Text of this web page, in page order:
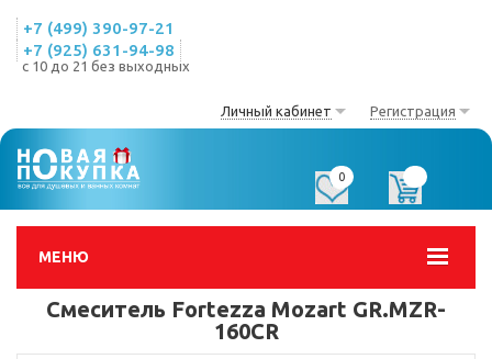
+7 (499) 390-97-21
+7 (925) 631-94-98
с 10 до 21 без выходных
Личный кабинет Регистрация
МЕНЮ
0
Смеситель Fortezza Mozart GR.MZR-
160CR